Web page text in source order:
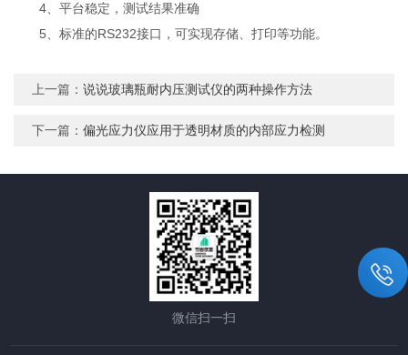
4、平台稳定，测试结果准确
5、标准的RS232接口，可实现存储、打印等功能。
上一篇：说说玻璃瓶耐内压测试仪的两种操作方法
下一篇：偏光应力仪应用于透明材质的内部应力检测
微信扫一扫